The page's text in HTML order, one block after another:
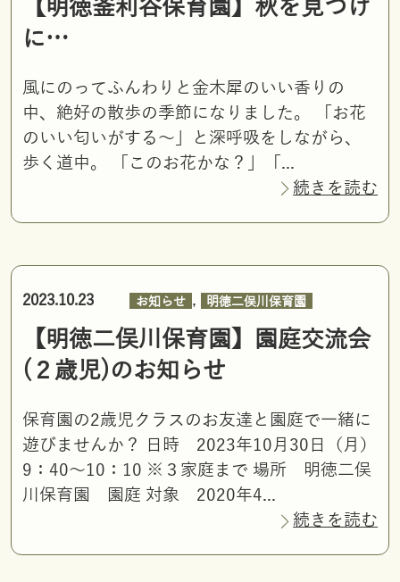
【明徳釜利谷保育園】秋を見つけ
に…
風にのってふんわりと金木犀のいい香りの
中、絶好の散歩の季節になりました。 「お花
のいい匂いがする～」と深呼吸をしながら、
歩く道中。 「このお花かな？」「...
続きを読む
2023.10.23 お知らせ , 明徳二俣川保育園
【明徳二俣川保育園】園庭交流会
(２歳児)のお知らせ
保育園の2歳児クラスのお友達と園庭で一緒に
遊びませんか？ 日時 2023年10月30日（月）
9：40～10：10 ※３家庭まで 場所 明徳二俣
川保育園 園庭 対象 2020年4...
続きを読む